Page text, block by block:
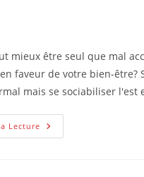
mieux être seul que mal
faveur de votre bien-être?
mais se sociabiliser l'est
Lecture Améliorez
Votre